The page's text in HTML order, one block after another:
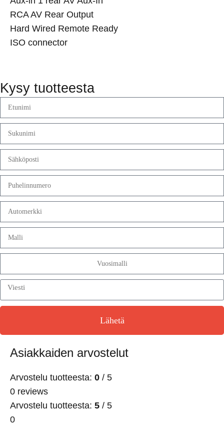
RCA AV Rear Output
Hard Wired Remote Ready
ISO connector
Kysy tuotteesta
Lähetä
Asiakkaiden arvostelut
Arvostelu tuotteesta: 0 / 5
0 reviews
Arvostelu tuotteesta: 5 / 5
0